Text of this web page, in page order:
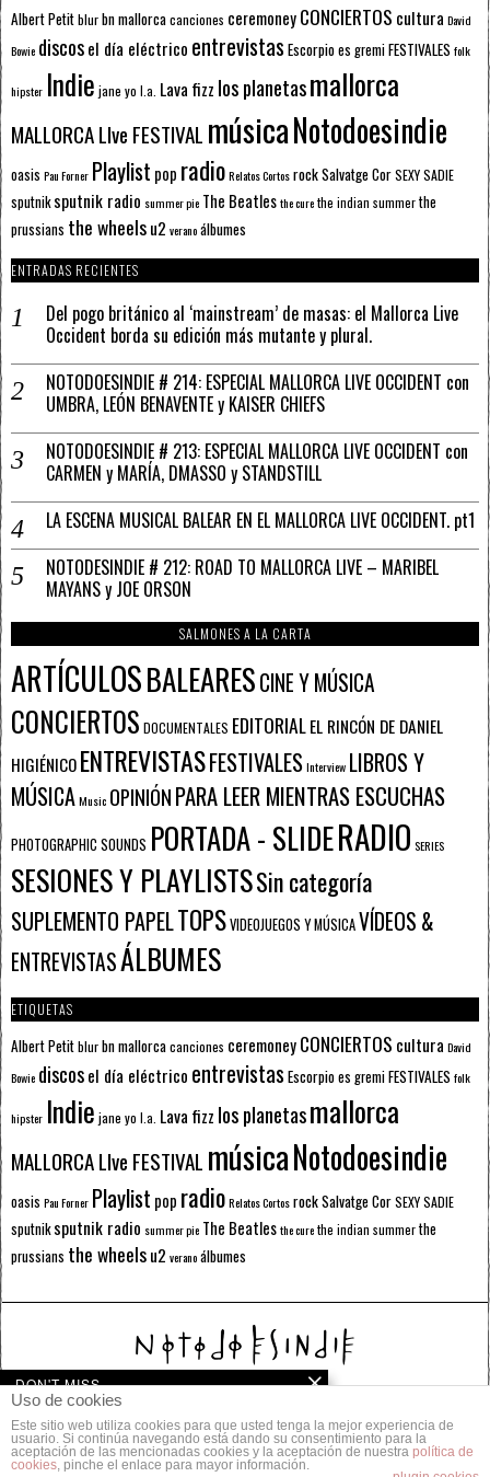
Albert Petitblurbn mallorcacanciones ceremoneyCONCIERTOS cultura David
Bowie discosel día eléctrico entrevistas Escorpioes gremiFESTIVALES folk
hipster Indie jane yo l.a. Lava fizz los planetasmallorca
MALLORCA LIve FESTIVAL músicaNotodoesindie
oasis Pau Forner Playlist pop radioRelatos CortosrockSalvatge CorSEXY SADIE
sputnik sputnik radio summer pie The Beatlesthe curethe indian summerthe
prussians the wheelsu2 veranoálbumes
ENTRADAS RECIENTES
Del pogo británico al ‘mainstream’ de masas: el Mallorca Live
Occident borda su edición más mutante y plural.
NOTODOESINDIE # 214: ESPECIAL MALLORCA LIVE OCCIDENT con
UMBRA, LEÓN BENAVENTE y KAISER CHIEFS
NOTODOESINDIE # 213: ESPECIAL MALLORCA LIVE OCCIDENT con
CARMEN y MARÍA, DMASSO y STANDSTILL
LA ESCENA MUSICAL BALEAR EN EL MALLORCA LIVE OCCIDENT. pt1
NOTODESINDIE # 212: ROAD TO MALLORCA LIVE – MARIBEL
MAYANS y JOE ORSON
SALMONES A LA CARTA
ARTÍCULOSBALEARESCINE Y MÚSICA
CONCIERTOS DOCUMENTALES EDITORIALEL RINCÓN DE DANIEL
HIGIÉNICOENTREVISTASFESTIVALESInterview LIBROS Y
MÚSICAMusic OPINIÓNPARA LEER MIENTRAS ESCUCHAS
PHOTOGRAPHIC SOUNDS PORTADA - SLIDERADIO SERIES
SESIONES Y PLAYLISTSSin categoría
SUPLEMENTO PAPELTOPSVIDEOJUEGOS Y MÚSICAVÍDEOS &
ENTREVISTASÁLBUMES
ETIQUETAS
Albert Petitblurbn mallorcacanciones ceremoneyCONCIERTOS cultura David
Bowie discosel día eléctrico entrevistas Escorpioes gremiFESTIVALES folk
hipster Indie jane yo l.a. Lava fizz los planetasmallorca
MALLORCA LIve FESTIVAL músicaNotodoesindie
oasis Pau Forner Playlist pop radioRelatos CortosrockSalvatge CorSEXY SADIE
sputnik sputnik radio summer pie The Beatlesthe curethe indian summerthe
prussians the wheelsu2 veranoálbumes
© 2014 Todos los derechos reservados.
POLÍTICA DE PRIVACIDAD CONTACTO
Uso de cookies
Este sitio web utiliza cookies para que usted tenga la mejor experiencia de
usuario. Si continúa navegando está dando su consentimiento para la
aceptación de las mencionadas cookies y la aceptación de nuestra política de
cookies, pinche el enlace para mayor información.
DON'T MISS
NOTODOESINDIE BN#39: IV CUL DE SAC
FESTIVAL
«…parte de la POPuesta lleva un nivel de